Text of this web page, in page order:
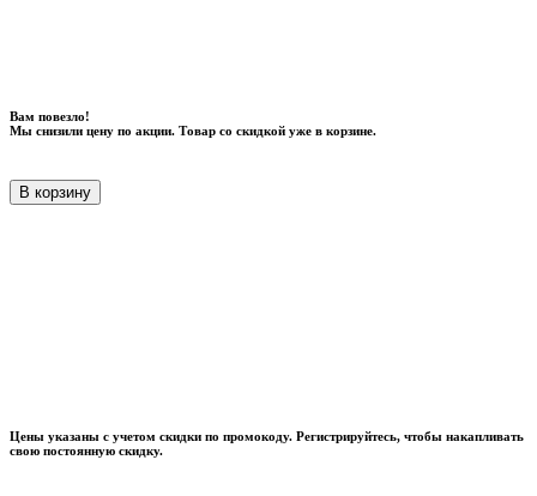
Вам повезло!
Мы снизили цену по акции. Товар со скидкой уже в корзине.
В корзину
Цены указаны с учетом скидки по промокоду. Регистрируйтесь, чтобы накапливать
свою постоянную скидку.